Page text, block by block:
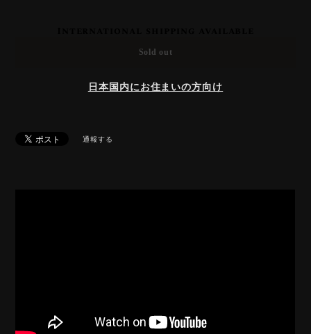
Sold out
日本国内にお住まいの方向け
通報する